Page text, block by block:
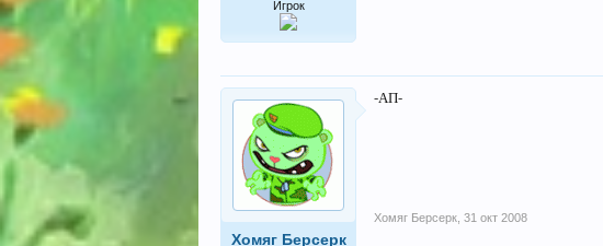
Игрок
Хомяг Берсерк
-АП-
Хомяг Берсерк 31 окт 2008